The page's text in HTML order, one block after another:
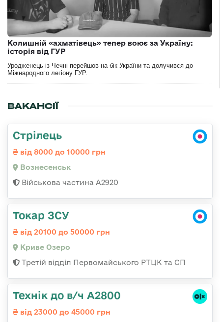
Колишній «ахматівець» тепер воює за Україну:
історія від ГУР
Уродженець із Чечні перейшов на бік України та долучився до
Міжнародного легіону ГУР.
ВАКАНСІЇ
Стрілець
від 8000 до 10000 грн
Вознесенськ
Військова частина А2920
Токар ЗСУ
від 20100 до 50000 грн
Криве Озеро
Третій відділ Первомайського РТЦК та СП
Технік до в/ч А2800
від 23000 до 45000 грн